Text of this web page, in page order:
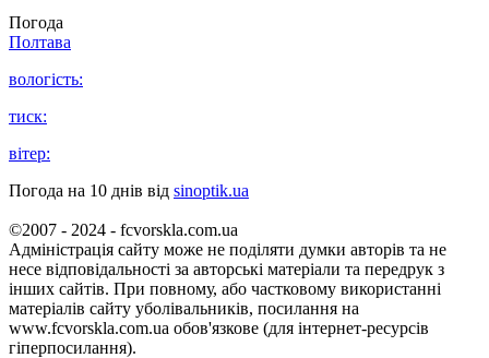
Погода
Полтава
вологість:
тиск:
вітер:
Погода на 10 днів від sinoptik.ua
©2007 - 2024 - fcvorskla.com.ua
Адміністрація сайту може не поділяти думки авторів та не
несе відповідальності за авторські матеріали та передрук з
інших сайтів. При повному, або частковому використанні
матеріалів сайту уболівальників, посилання на
www.fcvorskla.com.ua обов'язкове (для інтернет-ресурсів
гіперпосилання).